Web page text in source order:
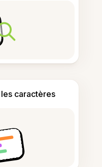
caractères